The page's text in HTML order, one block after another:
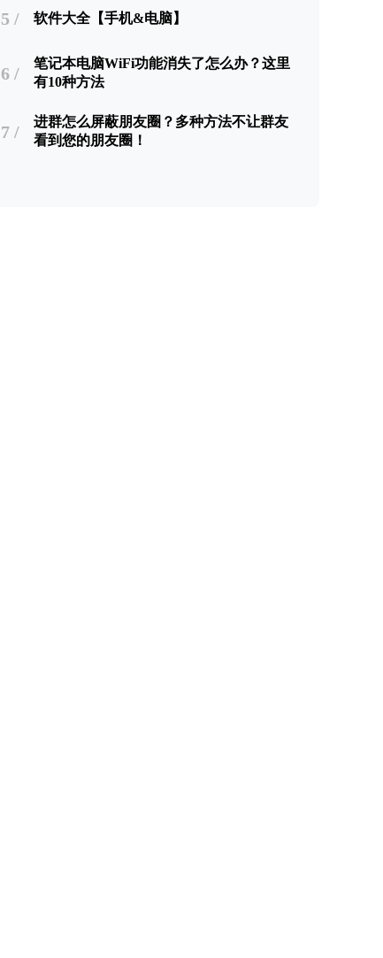
5 / 软件大全【手机&电脑】
6 /
笔记本电脑WiFi功能消失了怎么办？这里
有10种方法
7 /
进群怎么屏蔽朋友圈？多种方法不让群友
看到您的朋友圈！